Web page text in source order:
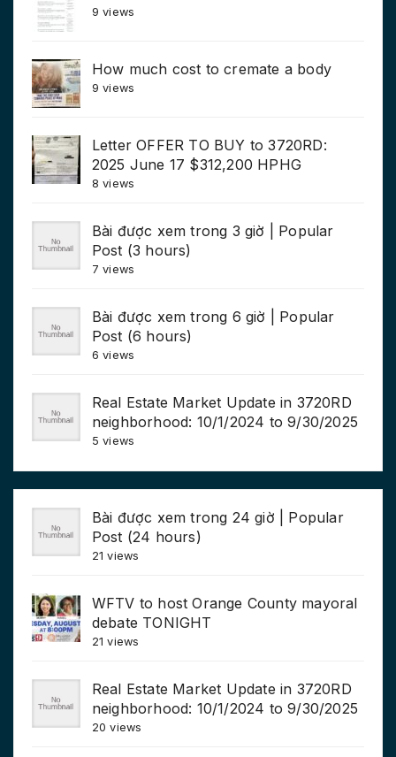
9 views
How much cost to cremate a body
9 views
Letter OFFER TO BUY to 3720RD:
2025 June 17 $312,200 HPHG
8 views
Bài được xem trong 3 giờ | Popular
Post (3 hours)
7 views
Bài được xem trong 6 giờ | Popular
Post (6 hours)
6 views
Real Estate Market Update in 3720RD
neighborhood: 10/1/2024 to 9/30/2025
5 views
Bài được xem trong 24 giờ | Popular
Post (24 hours)
21 views
WFTV to host Orange County mayoral
debate TONIGHT
21 views
Real Estate Market Update in 3720RD
neighborhood: 10/1/2024 to 9/30/2025
20 views